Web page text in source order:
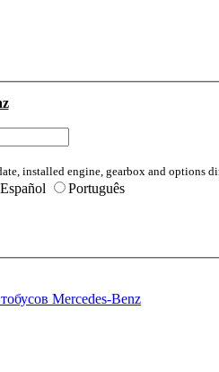
installed engine, gearbox and options
Español Português
Mercedes-Benz